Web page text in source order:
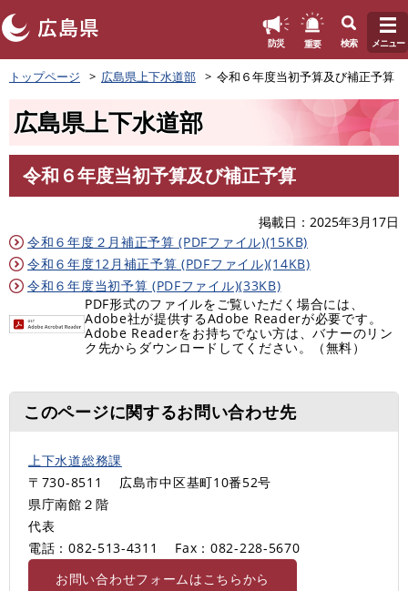
ペ
ー
頭
す
防災 重要 検索 メニュー
トップページ 広島県上下水道部 令和６年度当初予算及び補正予算
広島県上下水道部
文
令和６年度当初予算及び補正予算
掲載日
2025年3月17日
令和６年度２月補正予算 (PDFファイル)(15KB)
令和６年度12月補正予算 (PDFファイル)(14KB)
令和６年度当初予算 (PDFファイル)(33KB)
PDF形式のファイルをご覧いただく場合には、
Adobe社が提供するAdobe Readerが必要です。
Adobe Readerをお持ちでない方は、バナーのリン
ク先からダウンロードしてください。（無料）
このページに関するお問い合わせ先
上下水道総務課
〒730-8511
広島市中区基町10番52号
県庁南館２階
代表
電話：082-513-4311
Fax：082-228-5670
お問い合わせフォームはこちらから